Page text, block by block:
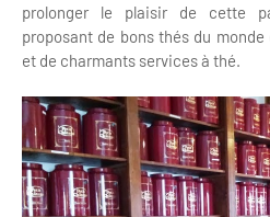
prolonger le plaisir de cette
proposant de bons thés du
et de charmants services à thé.